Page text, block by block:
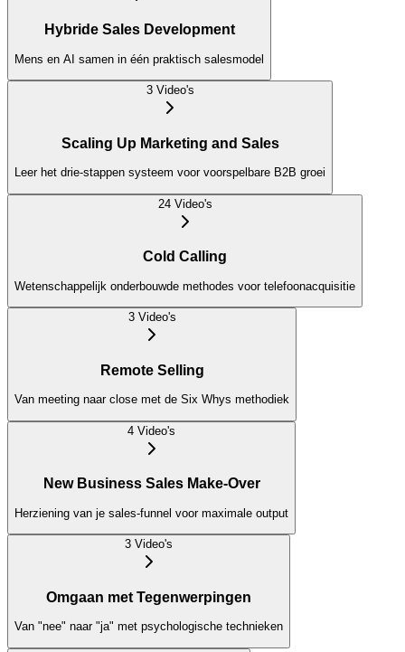
Hybride Sales Development
Mens en AI samen in één praktisch salesmodel
3Video's
Scaling Up Marketing and Sales
Leer het drie-stappen systeem voor voorspelbare B2B groei
24Video's
Cold Calling
Wetenschappelijk onderbouwde methodes voor telefoonacquisitie
3Video's
Remote Selling
Van meeting naar close met de Six Whys methodiek
4 Video's
New Business Sales Make-Over
Herziening van je sales-funnel voor maximale output
3 Video's
Omgaan met Tegenwerpingen
Van "nee" naar "ja" met psychologische technieken